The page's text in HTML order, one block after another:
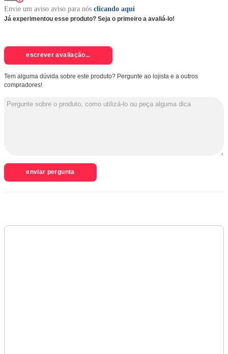
Envie um aviso aviso para nós clicando aqui
Já experimentou esse produto? Seja o primeiro a avaliá-lo!
escrever avaliação...
Tem alguma dúvida sobre este produto? Pergunte ao lojista e a outros
compradores!
enviar pergunta